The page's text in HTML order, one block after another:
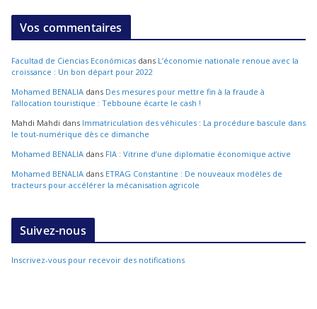
Vos commentaires
Facultad de Ciencias Económicas dans L’économie nationale renoue avec la
croissance : Un bon départ pour 2022
Mohamed BENALIA dans Des mesures pour mettre fin à la fraude à
l’allocation touristique : Tebboune écarte le cash !
Mahdi Mahdi dans Immatriculation des véhicules : La procédure bascule dans
le tout-numérique dès ce dimanche
Mohamed BENALIA dans FIA : Vitrine d’une diplomatie économique active
Mohamed BENALIA dans ETRAG Constantine : De nouveaux modèles de
tracteurs pour accélérer la mécanisation agricole
Suivez-nous
Inscrivez-vous pour recevoir des notifications